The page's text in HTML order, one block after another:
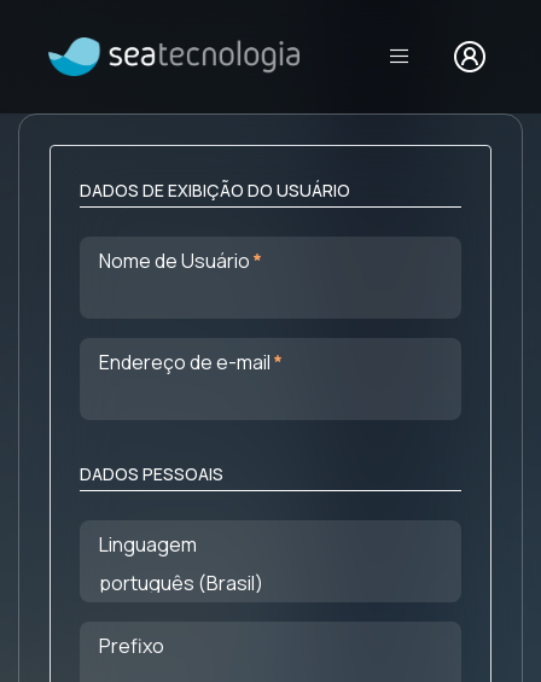
Login
DADOS DE EXIBIÇÃO DO USUÁRIO
Nome de Usuário Obrigatório
Endereço de e-mail Obrigatório
DADOS PESSOAIS
Linguagem
Prefixo